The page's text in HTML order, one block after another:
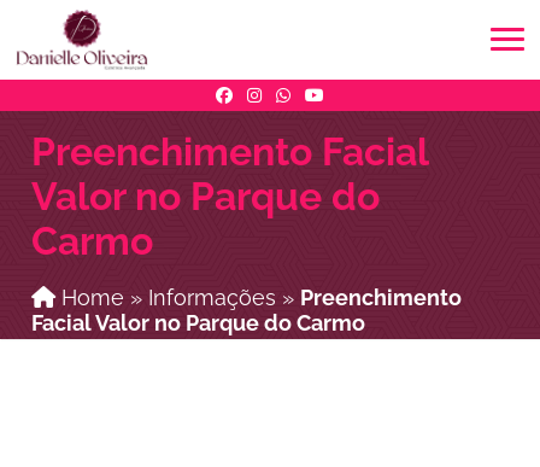
Preenchimento Facial
Valor no Parque do
Carmo
Home » Informações » Preenchimento
Facial Valor no Parque do Carmo